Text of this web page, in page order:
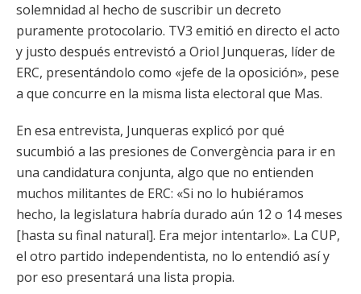
solemnidad al hecho de suscribir un decreto
puramente protocolario. TV3 emitió en directo el acto
y justo después entrevistó a Oriol Junqueras, líder de
ERC, presentándolo como «jefe de la oposición», pese
a que concurre en la misma lista electoral que Mas.
En esa entrevista, Junqueras explicó por qué
sucumbió a las presiones de Convergència para ir en
una candidatura conjunta, algo que no entienden
muchos militantes de ERC: «Si no lo hubiéramos
hecho, la legislatura habría durado aún 12 o 14 meses
[hasta su final natural]. Era mejor intentarlo». La CUP,
el otro partido independentista, no lo entendió así y
por eso presentará una lista propia.